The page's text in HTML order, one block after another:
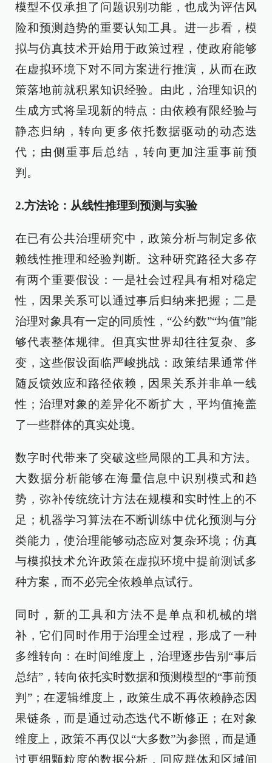
模型不仅承担了问题识别功能，也成为评估风
险和预测趋势的重要认知工具。进一步看，模
拟与仿真技术开始用于政策过程，使政府能够
在虚拟环境下对不同方案进行推演，从而在政
策落地前就积累知识经验。由此，治理知识的
生成方式将呈现新的特点：由依赖有限经验与
静态归纳，转向更多依托数据驱动的动态迭
代；由侧重事后总结，转向更加注重事前预
判。
2.方法论：从线性推理到预测与实验
在已有公共治理研究中，政策分析与制定多依
赖线性推理和经验判断。这种研究路径大多存
有两个重要假设：一是社会过程具有相对稳定
性，因果关系可以通过事后归纳来把握；二是
治理对象具有一定的同质性，“公约数”“均值”能
够代表整体规律。但真实世界却往往复杂、多
变，这些假设面临严峻挑战：政策结果通常伴
随反馈效应和路径依赖，因果关系并非单一线
性；治理对象的差异化不断扩大，平均值掩盖
了一些群体的真实处境。
数字时代带来了突破这些局限的工具和方法。
大数据分析能够在海量信息中识别模式和趋
势，弥补传统统计方法在规模和实时性上的不
足；机器学习算法在不断训练中优化预测与分
类能力，使治理能够动态应对复杂环境；仿真
与模拟技术允许政策在虚拟环境中提前测试多
种方案，而不必完全依赖单点试行。
同时，新的工具和方法不是单点和机械的增
补，它们同时作用于治理全过程，形成了一种
多维转向：在时间维度上，治理逐步告别“事后
总结”，转向依托实时数据和预测模型的“事前预
判”；在逻辑维度上，政策生成不再依赖静态因
果链条，而是通过动态迭代不断修正；在对象
维度上，政策不再仅以“大多数”为参照，而是通
过更细颗粒度的数据分析，回应群体和区域间